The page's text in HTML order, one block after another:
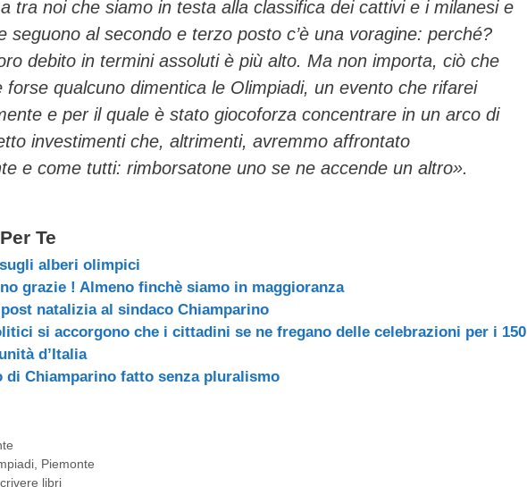
tra noi che siamo in testa alla classifica dei cattivi e i milanesi e
seguono al secondo e terzo posto c’è una voragine: perché?
debito in termini assoluti è più alto. Ma non importa, ciò che
forse qualcuno dimentica le Olimpiadi, un evento che rifarei
e per il quale è stato giocoforza concentrare in un arco di
investimenti che, altrimenti, avremmo affrontato
e come tutti: rimborsatone uno se ne accende un altro».
Te
alberi olimpici
grazie ! Almeno finchè siamo in maggioranza
natalizia al sindaco Chiamparino
si accorgono che i cittadini se ne fregano delle celebrazioni per i 150
d’Italia
di Chiamparino fatto senza pluralismo
, Piemonte
libri